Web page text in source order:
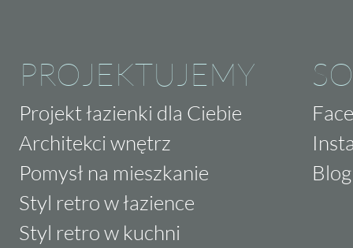
PROJEKTUJEMY
Projekt łazienki dla Ciebie
Architekci wnętrz
Pomysł na mieszkanie
Styl retro w łazience
Styl retro w kuchni
Blog